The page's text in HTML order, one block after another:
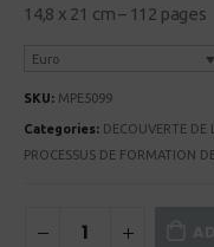
14,8 x 21 cm – 112 pages
Euro
SKU: MPE5099
Categories: DECOUVERTE DE
PROCESSUS DE FORMATION